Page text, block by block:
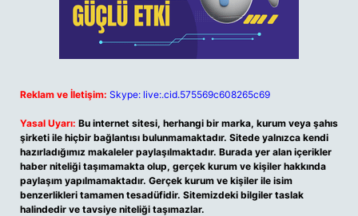
Reklam ve İletişim: Skype: live:.cid.575569c608265c69
Yasal Uyarı: Bu internet sitesi, herhangi bir marka, kurum veya şahıs
şirketi ile hiçbir bağlantısı bulunmamaktadır. Sitede yalnızca kendi
hazırladığımız makaleler paylaşılmaktadır. Burada yer alan içerikler
haber niteliği taşımamakta olup, gerçek kurum ve kişiler hakkında
paylaşım yapılmamaktadır. Gerçek kurum ve kişiler ile isim
benzerlikleri tamamen tesadüfidir. Sitemizdeki bilgiler taslak
halindedir ve tavsiye niteliği taşımazlar.